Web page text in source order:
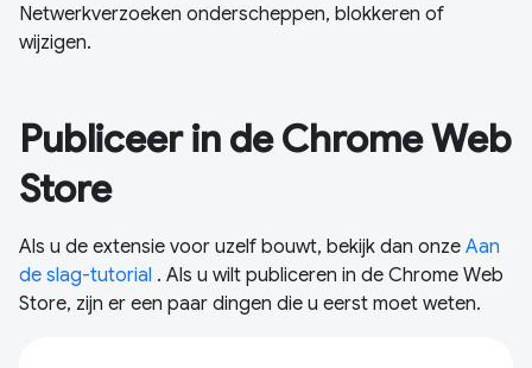
Netwerkverzoeken onderscheppen, blokkeren of
wijzigen.
Publiceer in de Chrome Web
Store
Als u de extensie voor uzelf bouwt, bekijk dan onze Aan
de slag-tutorial . Als u wilt publiceren in de Chrome Web
Store, zijn er een paar dingen die u eerst moet weten.